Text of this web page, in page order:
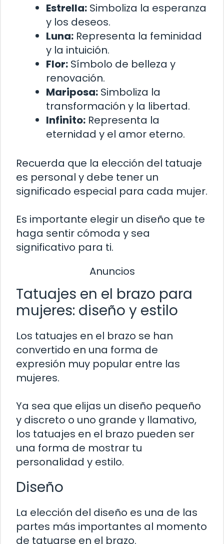
Estrella: Simboliza la esperanza
y los deseos.
Luna: Representa la feminidad
y la intuición.
Flor: Símbolo de belleza y
renovación.
Mariposa: Simboliza la
transformación y la libertad.
Infinito: Representa la
eternidad y el amor eterno.
Recuerda que la elección del tatuaje
es personal y debe tener un
significado especial para cada mujer.
Es importante elegir un diseño que te
haga sentir cómoda y sea
significativo para ti.
Anuncios
Tatuajes en el brazo para
mujeres: diseño y estilo
Los tatuajes en el brazo se han
convertido en una forma de
expresión muy popular entre las
mujeres.
Ya sea que elijas un diseño pequeño
y discreto o uno grande y llamativo,
los tatuajes en el brazo pueden ser
una forma de mostrar tu
personalidad y estilo.
Diseño
La elección del diseño es una de las
partes más importantes al momento
de tatuarse en el brazo.